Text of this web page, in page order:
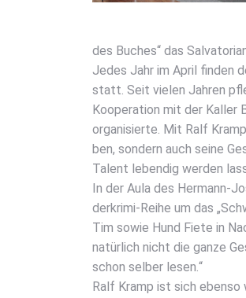
des Buches“ das
Jedes Jahr im April fin­den
statt. Seit vie­len Jah­ren
Koope­ra­ti­on mit der Kal­ler
orga­ni­sier­te. Mit Ralf
ben, son­dern auch sei­ne
Talent leben­dig wer­den
In der Aula des Her­mann-
der­kri­mi-Rei­he um das
Tim sowie Hund Fie­te in
natür­lich nicht die gan­ze
schon sel­ber lesen.“
Ralf Kramp ist sich